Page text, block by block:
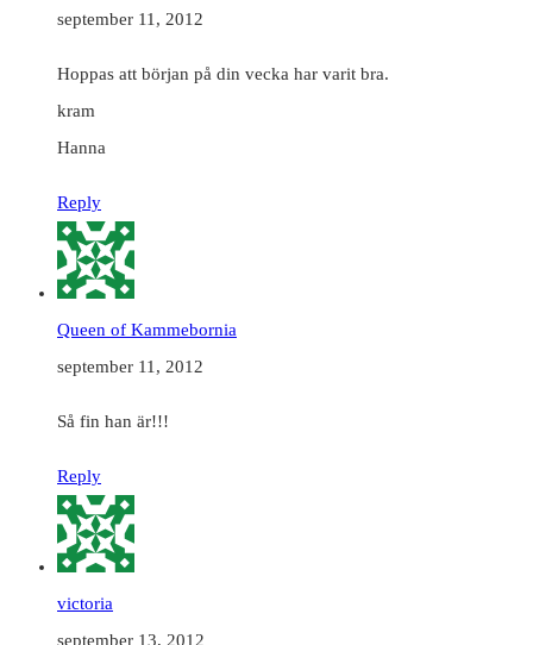
september 11, 2012
Hoppas att början på din vecka har varit bra.
kram
Hanna
Reply
Queen of Kammebornia
september 11, 2012
Så fin han är!!!
Reply
victoria
september 13, 2012